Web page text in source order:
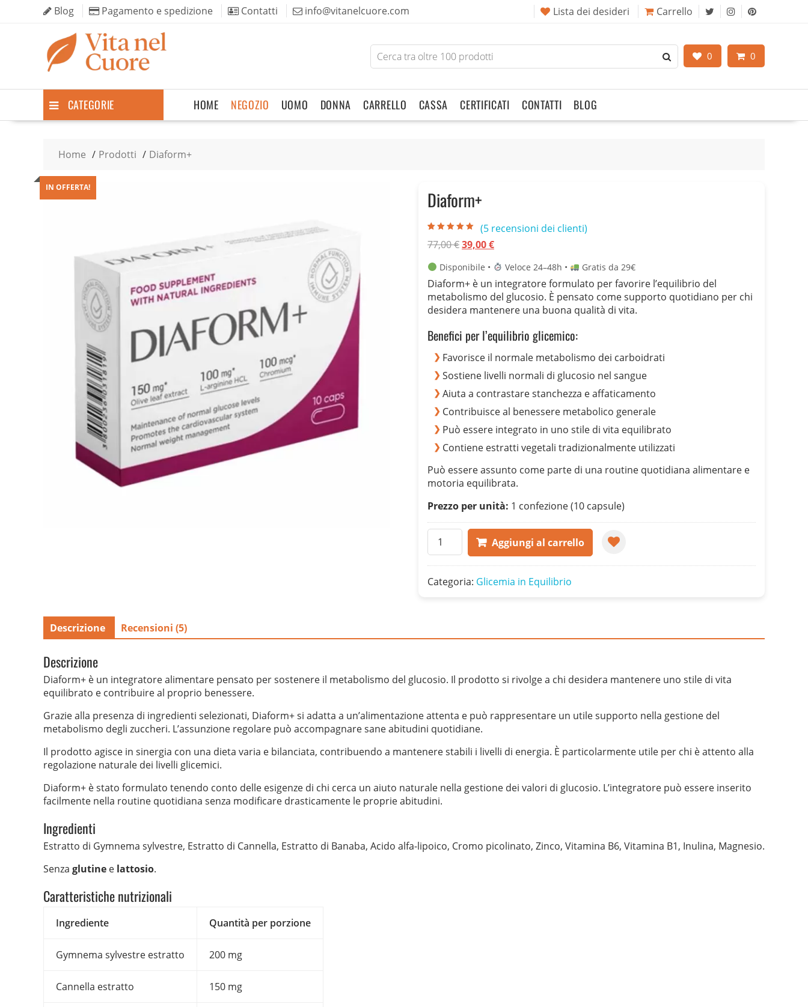
Blog Pagamento e spedizione Contatti info@vitanelcuore.com Lista dei desideri Carrello
0 0
Search
for
CATEGORIE HOME NEGOZIO UOMO DONNA CARRELLO CASSA CERTIFICATI CONTATTI BLOG
Home Prodotti Diaform+
IN OFFERTA!
Diaform+
su 5 su
base di
(5 recensioni dei clienti)
77,00€Il
originale
era:
77,00 €.
39,00€Il
attuale
è:
39,00 €.
Disponibile • Veloce 24–48h • Gratis da 29€
Diaform+ è un integratore formulato per favorire l’equilibrio del
metabolismo del glucosio. È pensato come supporto quotidiano per chi
desidera mantenere una buona qualità di vita.
Benefici per l’equilibrio glicemico:
Favorisce il normale metabolismo dei carboidrati
Sostiene livelli normali di glucosio nel sangue
Aiuta a contrastare stanchezza e affaticamento
Contribuisce al benessere metabolico generale
Può essere integrato in uno stile di vita equilibrato
Contiene estratti vegetali tradizionalmente utilizzati
Può essere assunto come parte di una routine quotidiana alimentare e
motoria equilibrata.
Prezzo per unità: 1 confezione (10 capsule)
Diaform+
quantità
Aggiungi al carrello
Categoria: Glicemia in Equilibrio
Descrizione Recensioni (5)
Descrizione
Diaform+ è un integratore alimentare pensato per sostenere il metabolismo del glucosio. Il prodotto si rivolge a chi desidera mantenere uno stile di vita
equilibrato e contribuire al proprio benessere.
Grazie alla presenza di ingredienti selezionati, Diaform+ si adatta a un’alimentazione attenta e può rappresentare un utile supporto nella gestione del
metabolismo degli zuccheri. L’assunzione regolare può accompagnare sane abitudini quotidiane.
Il prodotto agisce in sinergia con una dieta varia e bilanciata, contribuendo a mantenere stabili i livelli di energia. È particolarmente utile per chi è attento alla
regolazione naturale dei livelli glicemici.
Diaform+ è stato formulato tenendo conto delle esigenze di chi cerca un aiuto naturale nella gestione dei valori di glucosio. L’integratore può essere inserito
facilmente nella routine quotidiana senza modificare drasticamente le proprie abitudini.
Ingredienti
Estratto di Gymnema sylvestre, Estratto di Cannella, Estratto di Banaba, Acido alfa-lipoico, Cromo picolinato, Zinco, Vitamina B6, Vitamina B1, Inulina, Magnesio.
Senza glutine e lattosio.
Caratteristiche nutrizionali
Ingrediente Quantità per porzione
Gymnema sylvestre estratto 200 mg
Cannella estratto 150 mg